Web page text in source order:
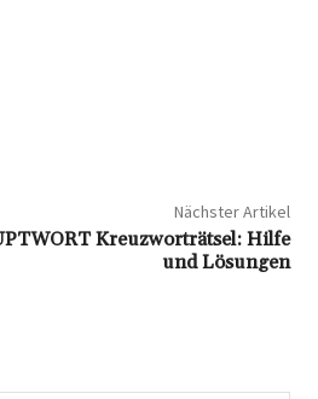
Nächster Artikel
Kreuzworträtsel: Hilfe
und Lösungen